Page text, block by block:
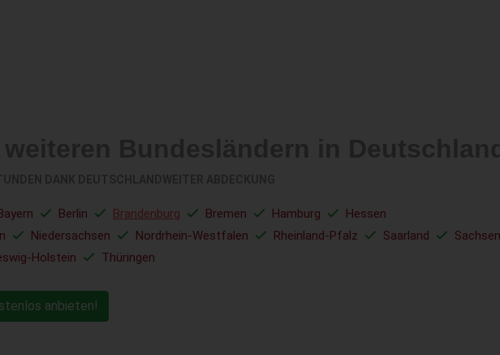
Berlin Brandenburg Bremen Hamburg
Hessen
Niedersachsen Nordrhein-Westfalen Rheinland-Pfalz Saarland
Sachsen
Holstein Thüringen
anbieten!